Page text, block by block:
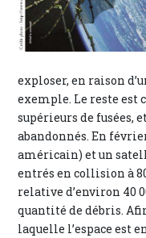
exploser, en raison
exemple. Le reste est
supérieurs de fusées,
abandonnés. En
américain) et un
entrés en collision à
relative d’environ 40
quantité de débris.
laquelle l’espace est